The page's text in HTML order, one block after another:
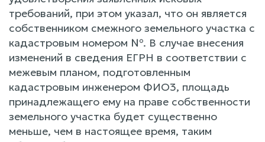
требований, при этом указал, что он является
собственником смежного земельного участка с
кадастровым номером №. В случае внесения
изменений в сведения ЕГРН в соответствии с
межевым планом, подготовленным
кадастровым инженером ФИО3, площадь
принадлежащего ему на праве собственности
земельного участка будет существенно
меньше, чем в настоящее время, таким